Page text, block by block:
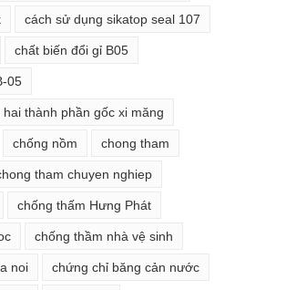
cách sử dụng sikatop seal 107
chất biến đổi gỉ B05
05
thành phần gốc xi măng
chống nồm chong tham
tham chuyen nghiep
chống thấm Hưng Phát
chống thầm nhà vệ sinh
noi chứng chỉ băng cản nước